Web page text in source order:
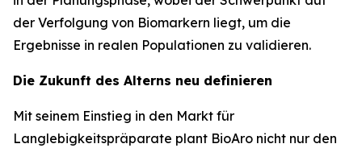
der Verfolgung von Biomarkern liegt, um die
Ergebnisse in realen Populationen zu validieren.
Die Zukunft des Alterns neu definieren
Mit seinem Einstieg in den Markt für
Langlebigkeitspräparate plant BioAro nicht nur den